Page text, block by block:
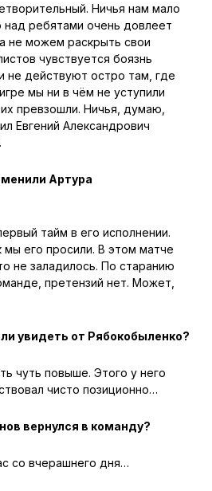
Ничья нам мало
ребятами очень довлеет
не можем раскрыть свои
чувствуется боязнь
не действуют остро там, где
мы ни в чём не уступили
превзошли. Ничья, думаю,
Евгений Александрович
Артура
тайм в его исполнении.
мы его просили. В этом матче
не заладилось. По старанию
претензий нет. Может,
увидеть от Рябокобыленко?
чуть повыше. Этого у него
чисто позиционно…
вернулся в команду?
со вчерашнего дня…